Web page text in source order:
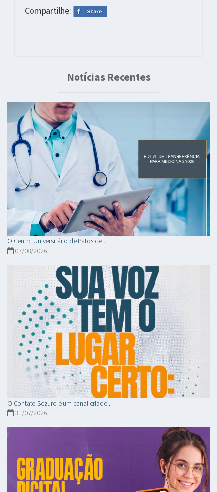
Compartilhe:
Notícias Recentes
O Centro Universitário de Patos de...
07/08/2026
O Contato Seguro é um canal criado...
31/07/2026